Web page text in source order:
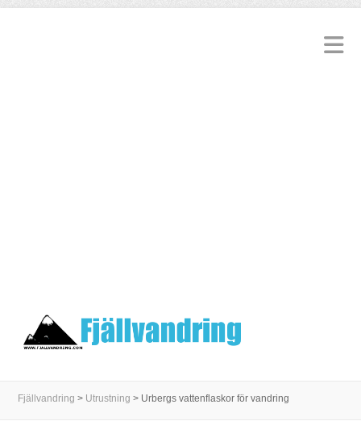
Fjällvandring > Utrustning > Urbergs vattenflaskor för vandring